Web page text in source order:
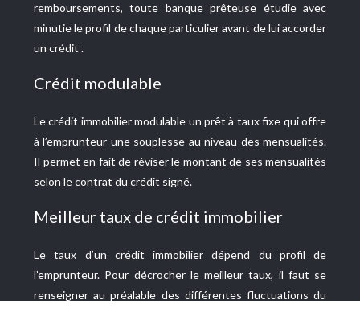
remboursements, toute banque prêteuse étudie avec
minutie le profil de chaque particulier avant de lui accorder
un crédit .
Crédit modulable
Le crédit immobilier modulable un prêt à taux fixe qui offre
à l’emprunteur une souplesse au niveau des mensualités.
Il permet en fait de réviser le montant de ses mensualités
selon le contrat du crédit signé.
Meilleur taux de crédit immobilier
Le taux d’un crédit immobilier dépend du profil de
l’emprunteur. Pour décrocher le meilleur taux, il faut se
renseigner au préalable des différentes fluctuations du